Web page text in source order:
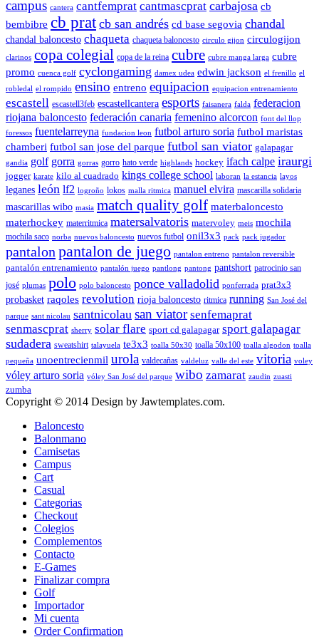
campus cantera cantfemprat cantmascprat carbajosa cb
bembibre cb prat cb san andrés cd base segovia chandal
chandal baloncesto chaqueta chaqueta baloncesto circulo gijon circulogijon
clarinos copa colegial copa de la reina cubre cubre manga larga cubre
promo cuenca golf cyclongaming damex udea edwin jackson el frenillo el
robledal el rompido ensino entreno equipacion equipacion entrenamiento
escastell escastell3feb escastellcantera esports faisanera falda federacion
riojana baloncesto federación canaria femenino alcorcon font del llop
foressos fuentelarreyna fundacion leon futbol arturo soria futbol maristas
chamberi futbol san jose del parque futbol san viator galapagar
gandia golf gorra gorras gorro hato verde highlands hockey ifach calpe iraurgi
jogger karate kilo al cuadrado kings college school laboran la estancia layos
leganes león lf2 logroño lokos malla ritmica manuel elvira mascarilla solidaria
mascarillas wibo masia match quality golf materbaloncesto
materhockey materritmica matersalvatoris matervoley meis mochila
mochila saco norba nuevos baloncesto nuevos futbol onil3x3 pack pack jugador
pantalon pantalon de juego pantalon entreno pantalon reversible
pantalón entrenamiento pantalón juego pantlong pantong pantshort patrocinio san
josé plumas polo polo baloncesto ponce valladolid ponferrada prat3x3
probasket raqoles revolution rioja baloncesto ritmica running San José del
parque sant nicolau santnicolau san viator senfemaprat
senmascprat sherry solar flare sport cd galapagar sport galapagar
sudadera sweatshirt talayuela te3x3 toalla 50x30 toalla 50x100 toalla algodon toalla
pequeña unoentrecienmil urola valdecañas valdeluz valle del este vitoria voley
vóley arturo soria vóley San José del parque wibo zamarat zaudin zuasti
zumba
Copyright © 2014 Design by Jawtemplates.com.
Baloncesto
Balonmano
Camisetas
Campus
Cart
Casual
Categorias
Checkout
Colegios
Complementos
Contacto
E-Games
Finalizar compra
Golf
Importador
Mi cuenta
Order Confirmation